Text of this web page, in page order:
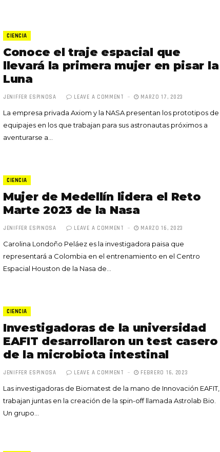
CIENCIA
Conoce el traje espacial que
llevará la primera mujer en pisar la
Luna
JENIFFER ESPINOSA LEAVE A COMMENT MARZO 17, 2023
La empresa privada Axiom y la NASA presentan los prototipos de
equipajes en los que trabajan para sus astronautas próximos a
aventurarse a…
CIENCIA
Mujer de Medellín lidera el Reto
Marte 2023 de la Nasa
JENIFFER ESPINOSA LEAVE A COMMENT MARZO 16, 2023
Carolina Londoño Peláez es la investigadora paisa que
representará a Colombia en el entrenamiento en el Centro
Espacial Houston de la Nasa de…
CIENCIA
Investigadoras de la universidad
EAFIT desarrollaron un test casero
de la microbiota intestinal
JENIFFER ESPINOSA LEAVE A COMMENT FEBRERO 16, 2023
Las investigadoras de Biomatest de la mano de Innovación EAFIT,
trabajan juntas en la creación de la spin-off llamada Astrolab Bio.
Un grupo…